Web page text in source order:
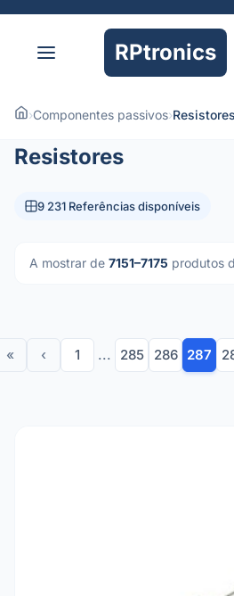
RPtronics
›Componentes passivos›Resistores
Resistores
9 231 Referências disponíveis
A mostrar de 7151–7175 produtos
« ‹ 1 ... 285 286 287